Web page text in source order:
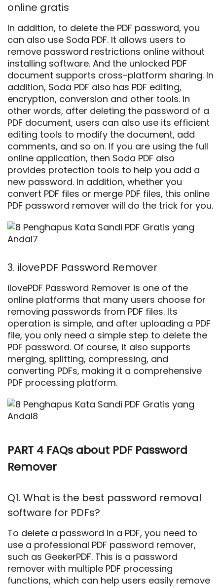
online gratis
In addition, to delete the PDF password, you
can also use Soda PDF. It allows users to
remove password restrictions online without
installing software. And the unlocked PDF
document supports cross-platform sharing. In
addition, Soda PDF also has PDF editing,
encryption, conversion and other tools. In
other words, after deleting the password of a
PDF document, users can also use its efficient
editing tools to modify the document, add
comments, and so on. If you are using the full
online application, then Soda PDF also
provides protection tools to help you add a
new password. In addition, whether you
convert PDF files or merge PDF files, this online
PDF password remover will do the trick for you.
3. ilovePDF Password Remover
ilovePDF Password Remover is one of the
online platforms that many users choose for
removing passwords from PDF files. Its
operation is simple, and after uploading a PDF
file, you only need a simple step to delete the
PDF password. Of course, it also supports
merging, splitting, compressing, and
converting PDFs, making it a comprehensive
PDF processing platform.
PART 4 FAQs about PDF Password
Remover
Q1. What is the best password removal
software for PDFs?
To delete a password in a PDF, you need to
use a professional PDF password remover,
such as GeekerPDF. This is a password
remover with multiple PDF processing
functions, which can help users easily remove